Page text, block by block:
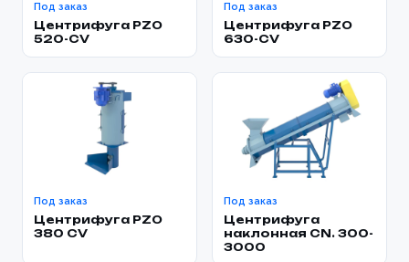
Под заказ
Центрифуга PZO
520-CV
Под заказ
Центрифуга PZO
630-CV
Под заказ
Центрифуга PZO
380 CV
Под заказ
Центрифуга
наклонная CN. 300-
3000